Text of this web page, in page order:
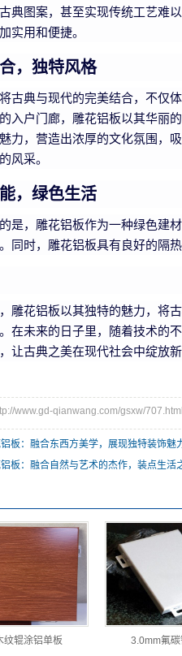
典图案，甚至实现传统工艺难
实用和便捷。
，独特风格
古典与现代的完美结合，不仅
入户门廊，雕花铝板以其华丽
力，营造出浓厚的文化氛围，
风采。
，绿色生活
是，雕花铝板作为一种绿色建
同时，雕花铝板具有良好的隔
雕花铝板以其独特的魅力，将
在未来的日子里，随着技术的
让古典之美在现代社会中绽放新
www.gd-qianwang.com/gsxw/707.html
板：融合东西方美学，展现独特装饰魅
板：融合自然与艺术的杰作，装点生活
纹辊涂铝单板 3.0mm氟碳